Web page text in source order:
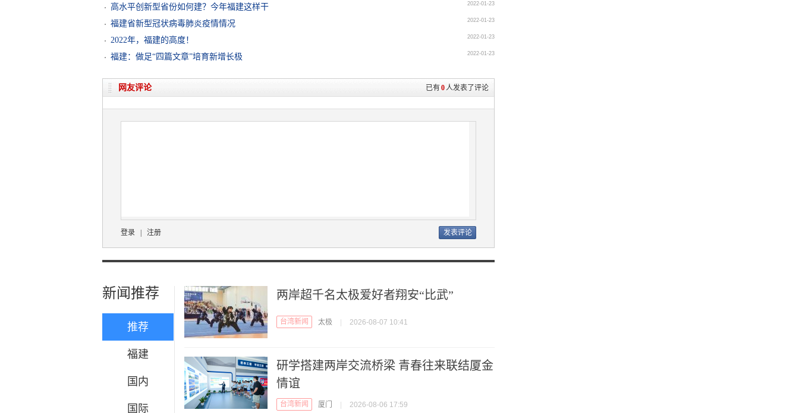
高水平创新型省份如何建？今年福建这样干 2022-01-23
福建省新型冠状病毒肺炎疫情情况 2022-01-23
2022年，福建的高度！ 2022-01-23
福建：做足“四篇文章”培育新增长极 2022-01-23
已有0人发表了评论
网友评论
登录 注册
新闻推荐
推荐
福建
国内
国际
两岸超千名太极爱好者翔安“比武”
台湾新闻 太极 2026-08-07 10:41
研学搭建两岸交流桥梁 青春往来联结厦金
情谊
台湾新闻 厦门 2026-08-06 17:59